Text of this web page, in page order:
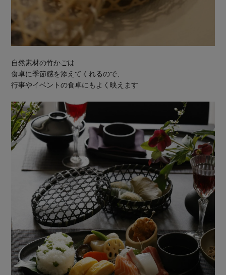
自然素材の竹かごは
食卓に季節感を添えてくれるので、
行事やイベントの食卓にもよく映えます